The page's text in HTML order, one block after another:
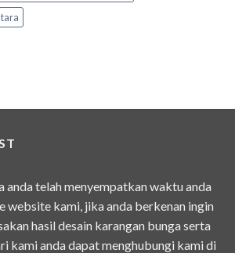
anda telah menyempatkan waktu anda
website kami, jika anda berkenan ingin
hasil desain karangan bunga serta
kami anda dapat menghubungi kami di